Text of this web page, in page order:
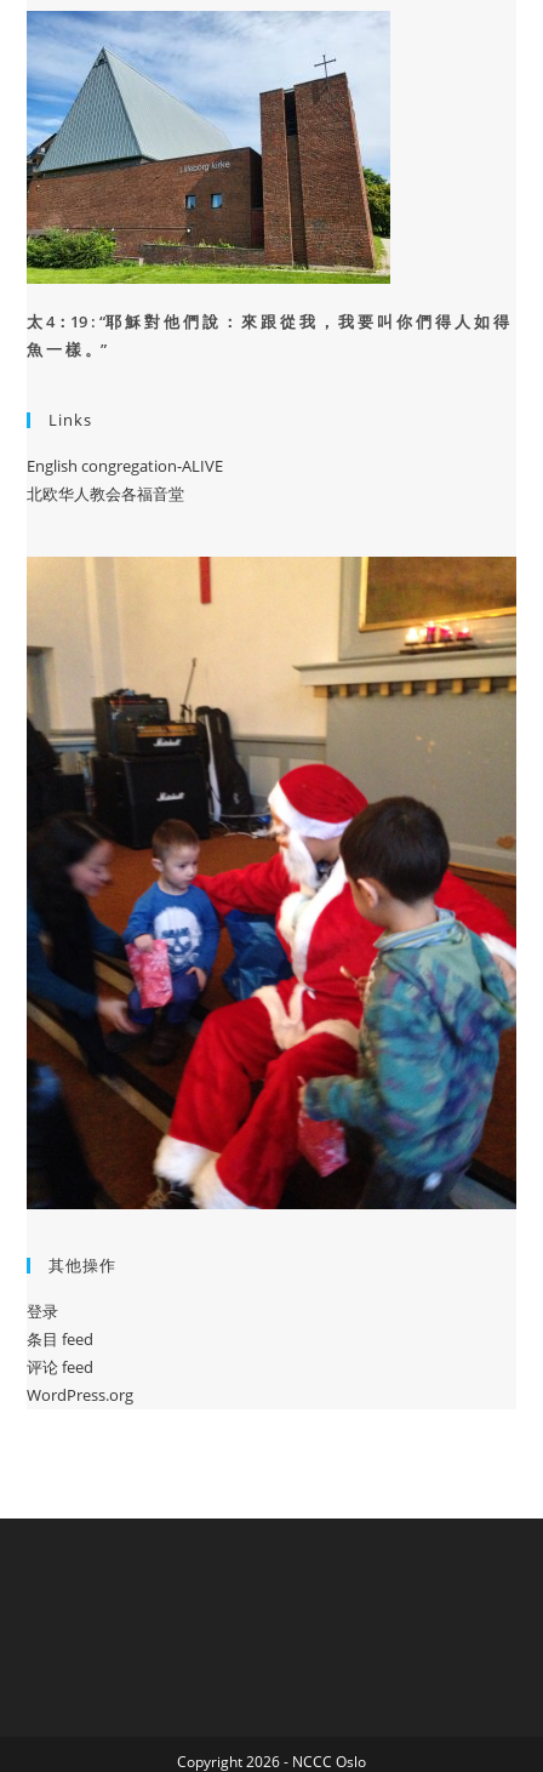
太 4：19 : “耶 穌 對 他 們 說 ： 來 跟 從 我 ， 我 要 叫 你 們 得 人 如 得
魚 一 樣 。”
Links
English congregation-ALIVE
北欧华人教会各福音堂
其他操作
登录
条目 feed
评论 feed
WordPress.org
Copyright 2026 - NCCC Oslo